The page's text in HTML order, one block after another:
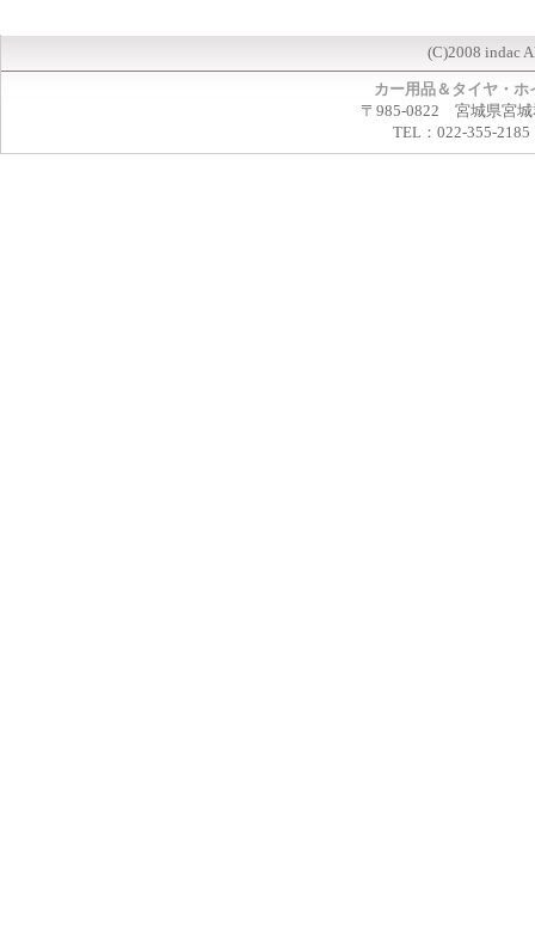
(C)2008 indac
カー用品＆タイヤ・
〒985-0822 宮城県宮城
TEL：022-355-